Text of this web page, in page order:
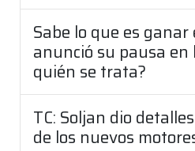
Sabe lo que es ganar
anunció su pausa en
quién se trata?
TC: Soljan dio
de los nuevos